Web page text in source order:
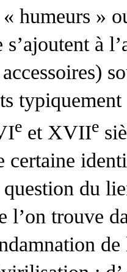
humeurs »
à
e et XVIIe
certaine
du
l’on trouve